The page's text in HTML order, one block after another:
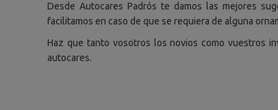
Desde Autocares Padrós te damos las mejores
facilitamos en caso de que se requiera de alguna
Haz que tanto vosotros los novios como vuestros
autocares.